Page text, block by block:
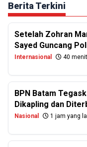
Berita Terkini
Setelah Zohran
Sayed Guncang
Internasional 40
BPN Batam
Dikapling dan
Nasional 1 jam yang